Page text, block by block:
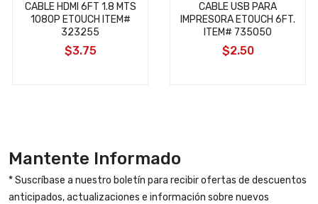
CABLE HDMI 6FT 1.8 MTS
1080P ETOUCH ITEM#
323255
$3.75
CABLE USB PARA
IMPRESORA ETOUCH 6FT.
ITEM# 735050
$2.50
Mantente Informado
* Suscríbase a nuestro boletín para recibir ofertas de descuentos
anticipados, actualizaciones e información sobre nuevos